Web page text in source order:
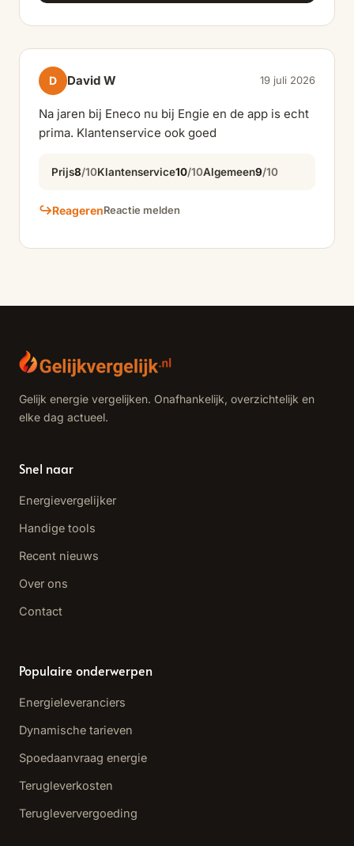
D David W 19 juli 2026
Na jaren bij Eneco nu bij Engie en de app is echt
prima. Klantenservice ook goed
Prijs8/10Klantenservice10/10Algemeen9/10
↪ReagerenReactie melden
Gelijk energie vergelijken. Onafhankelijk, overzichtelijk en
elke dag actueel.
Snel naar
Energievergelijker
Handige tools
Recent nieuws
Over ons
Contact
Populaire onderwerpen
Energieleveranciers
Dynamische tarieven
Spoedaanvraag energie
Terugleverkosten
Terugleververgoeding